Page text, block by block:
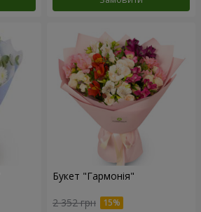
Букет "Гармонія"
2 352 грн